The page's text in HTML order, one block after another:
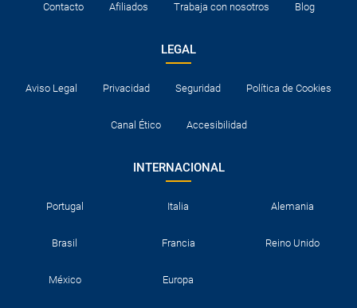
Contacto Afiliados Trabaja con nosotros Blog
LEGAL
Aviso Legal Privacidad Seguridad Política de Cookies
Canal Ético Accesibilidad
INTERNACIONAL
Portugal Italia Alemania
Brasil Francia Reino Unido
México Europa